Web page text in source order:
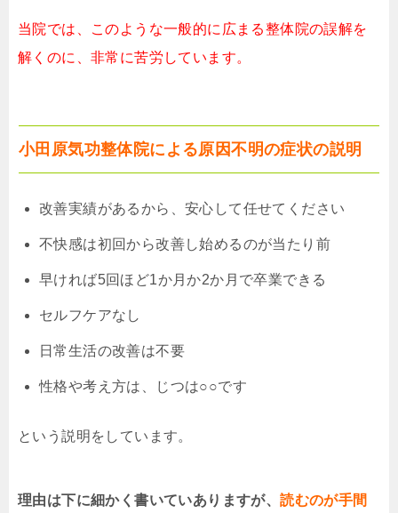
当院では、このような一般的に広まる整体院の誤解を
解くのに、非常に苦労しています。
小田原気功整体院による原因不明の症状の説明
改善実績があるから、安心して任せてください
不快感は初回から改善し始めるのが当たり前
早ければ5回ほど1か月か2か月で卒業できる
セルフケアなし
日常生活の改善は不要
性格や考え方は、じつは○○です
という説明をしています。
理由は下に細かく書いていありますが、読むのが手間